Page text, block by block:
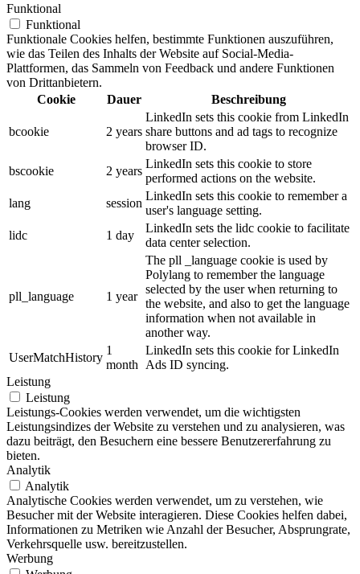
Funktional
Funktional
Funktionale Cookies helfen, bestimmte Funktionen auszuführen,
wie das Teilen des Inhalts der Website auf Social-Media-
Plattformen, das Sammeln von Feedback und andere Funktionen
von Drittanbietern.
Cookie
Dauer Beschreibung
bcookie 2 years
LinkedIn sets this cookie from LinkedIn
share buttons and ad tags to recognize
browser ID.
bscookie
2 years
LinkedIn sets this cookie to store
performed actions on the website.
lang
session
LinkedIn sets this cookie to remember a
user's language setting.
lidc
1 day
LinkedIn sets the lidc cookie to facilitate
data center selection.
pll_language 1 year
The pll _language cookie is used by
Polylang to remember the language
selected by the user when returning to
the website, and also to get the language
information when not available in
another way.
UserMatchHistory
1
month
LinkedIn sets this cookie for LinkedIn
Ads ID syncing.
Leistung
Leistung
Leistungs-Cookies werden verwendet, um die wichtigsten
Leistungsindizes der Website zu verstehen und zu analysieren, was
dazu beiträgt, den Besuchern eine bessere Benutzererfahrung zu
bieten.
Analytik
Analytik
Analytische Cookies werden verwendet, um zu verstehen, wie
Besucher mit der Website interagieren. Diese Cookies helfen dabei,
Informationen zu Metriken wie Anzahl der Besucher, Absprungrate,
Verkehrsquelle usw. bereitzustellen.
Werbung